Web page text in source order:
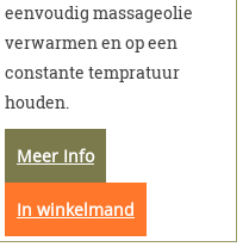
eenvoudig massageolie
verwarmen en op een
constante tempratuur
houden.
Meer Info
In winkelmand